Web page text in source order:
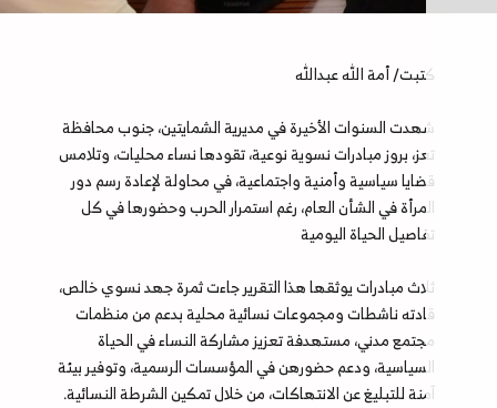
كتبت/ أمة الله عبدالله
شهدت السنوات الأخيرة في مديرية الشمايتين، جنوب محافظة
تعز، بروز مبادرات نسوية نوعية، تقودها نساء محليات، وتلامس
قضايا سياسية وأمنية واجتماعية، في محاولة لإعادة رسم دور
المرأة في الشأن العام، رغم استمرار الحرب وحضورها في كل
تفاصيل الحياة اليومية
ثلاث مبادرات يوثقها هذا التقرير جاءت ثمرة جهد نسوي خالص،
قادته ناشطات ومجموعات نسائية محلية بدعم من منظمات
مجتمع مدني، مستهدفة تعزيز مشاركة النساء في الحياة
السياسية، ودعم حضورهن في المؤسسات الرسمية، وتوفير بيئة
آمنة للتبليغ عن الانتهاكات، من خلال تمكين الشرطة النسائية.